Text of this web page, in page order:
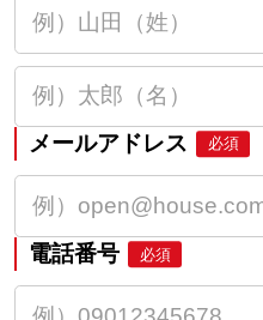
メールアドレス 必須
電話番号 必須